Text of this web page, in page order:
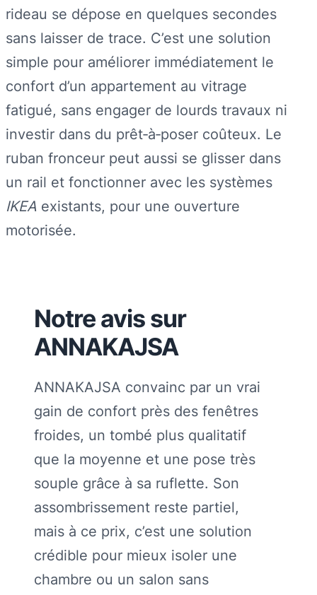
rideau se dépose en quelques secondes
sans laisser de trace. C’est une solution
simple pour améliorer immédiatement le
confort d’un appartement au vitrage
fatigué, sans engager de lourds travaux ni
investir dans du prêt‑à‑poser coûteux. Le
ruban fronceur peut aussi se glisser dans
un rail et fonctionner avec les systèmes
IKEA existants, pour une ouverture
motorisée.
Notre avis sur
ANNAKAJSA
ANNAKAJSA convainc par un vrai
gain de confort près des fenêtres
froides, un tombé plus qualitatif
que la moyenne et une pose très
souple grâce à sa ruflette. Son
assombrissement reste partiel,
mais à ce prix, c’est une solution
crédible pour mieux isoler une
chambre ou un salon sans